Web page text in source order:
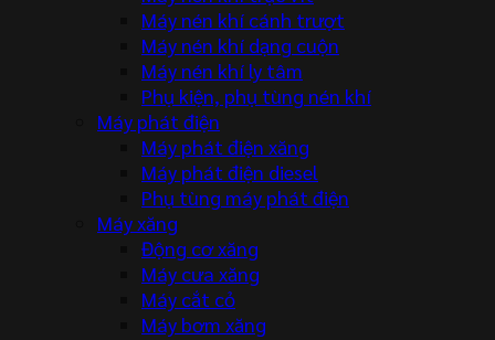
Máy nén khí cánh trượt
Máy nén khí dạng cuộn
Máy nén khí ly tâm
Phụ kiện, phụ tùng nén khí
Máy phát điện
Máy phát điện xăng
Máy phát điện diesel
Phụ tùng máy phát điện
Máy xăng
Động cơ xăng
Máy cưa xăng
Máy cắt cỏ
Máy bơm xăng